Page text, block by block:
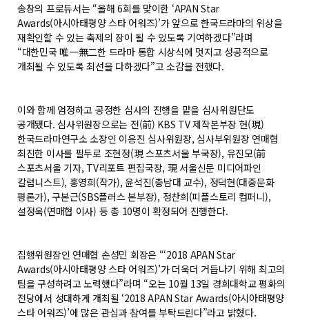
송창의 프로듀서는 “올해 6회를 맞이한 ‘APAN Star
Awards(아시아태평양 스타 어워즈)’가 앞으로 한국드라마의 위상을
재확인할 수 있는 축제의 장이 될 수 있도록 기여하겠다”라며
“대한민국 唯一無二한 드라마 통합 시상식에 멋지고 성공적으로
개최될 수 있도록 최선을 다하겠다”고 소감을 전했다.
이와 함께 엄정하고 공정한 심사의 진행을 맡을 심사위원단도
공개됐다. 심사위원장으로는 전(前) KBS TV 제작본부장 현(現)
한국드라마연구소 소장인 이응진 심사위원장, 심사부위원장 연매협
최진한 이사를 필두로 조현정(現 스포츠서울 부국장), 유진모(前
스포츠서울 기자, TV리포트 편집국장, 現 서울신문 미디어파인
칼럼니스트), 홍영희(작가), 윤석진(충남대 교수), 정덕현(대중문화
평론가), 구본근(SBS플러스 본부장), 정찬희(피플스토리 컴퍼니),
설정욱(연매협 이사) 등 총 10명이 확정되어 진행한다.
집행위원장인 연매협 손성민 회장은 “‘2018 APAN Star
Awards(아시아태평양 스타 어워즈)’가 더욱더 거듭나기 위해 최고의
팀을 구성하려고 노력했다”라며 “오는 10월 13일 경희대학교 평화의
전당에서 성대하게 개최될 ‘2018 APAN Star Awards(아시아태평양
스타 어워즈)’에 많은 관심과 참여를 부탁드린다”라고 밝혔다.